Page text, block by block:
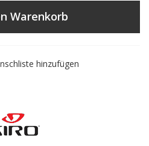
Warenkorb
hinzufügen